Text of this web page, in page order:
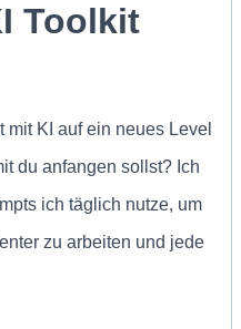
Toolkit
KI auf ein neues Level
du anfangen sollst? Ich
ich täglich nutze, um
zu arbeiten und jede